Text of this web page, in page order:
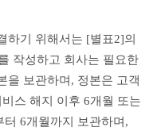
기 위해서는 [별표2]의
작성하고 회사는 필요한
을 보관하며, 정본은 고객
스 해지 이후 6개월 또는
6개월까지 보관하며,